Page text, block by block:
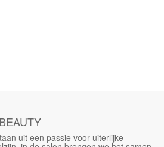
uit een passie voor uiterlijke